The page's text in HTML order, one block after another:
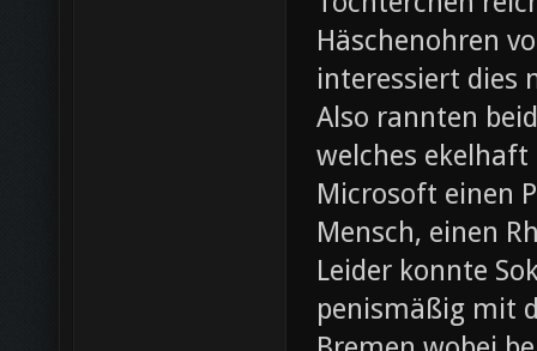
Häschenohren
interessiert dies
Also rannten
welches
Microsoft einen
Mensch, einen
Leider konnte
penismäßig mit